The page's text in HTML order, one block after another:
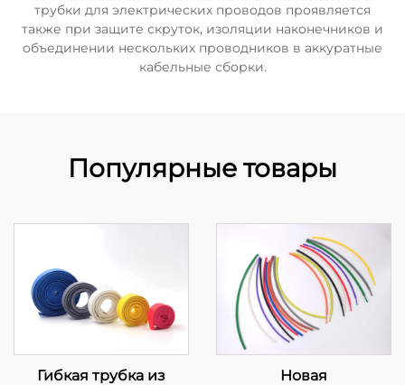
трубки для электрических проводов проявляется
также при защите скруток, изоляции наконечников и
объединении нескольких проводников в аккуратные
кабельные сборки.
Популярные товары
Гибкая трубка из
Новая